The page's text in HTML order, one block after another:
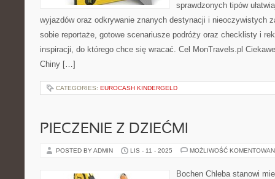
sprawdzonych tipów
wyjazdów oraz odkrywanie znanych destynacji i nieoczywistych
sobie reportaże, gotowe scenariusze podróży oraz checklisty i
inspiracji, do którego chce się wracać. Cel MonTravels.pl
Chiny […]
CATEGORIES: EUROCASH KINDERGELD
PIECZENIE Z DZIEĆMI
POSTED BY ADMIN LIS - 11 - 2025 MOŻLIWOŚĆ
Bochen Chleba stanowi